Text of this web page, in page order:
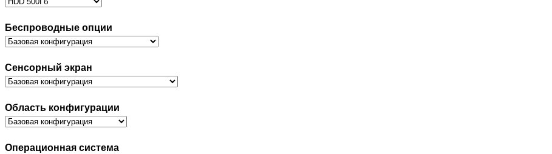
Беспроводные опции
Сенсорный экран
Область конфигурации
Операционная система